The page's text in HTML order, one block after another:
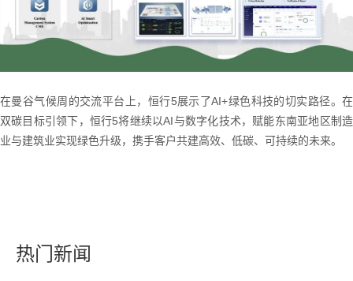
在曼谷气候周的交流平台上，恒行5展示了AI+绿色科技的切实路径。在
双碳目标引领下，恒行5将继续以AI与数字化技术，赋能东南亚地区制造
业与建筑业实现绿色升级，携手客户共建高效、低碳、可持续的未来。
热门新闻